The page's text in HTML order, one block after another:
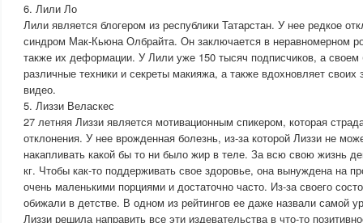
6. Лили Ло
Лили является блогером из республики Татарстан. У нее редкое
синдром Мак-Кьюна Олбрайта. Он заключается в неравномерном
также их деформации. У Лили уже 150 тысяч подписчиков, а своем
различные техники и секреты макияжа, а также вдохновляет своих
видео.
5. Лиззи Веласкес
27 летняя Лиззи является мотивационным спикером, которая
отклонения. У нее врожденная болезнь, из-за которой Лиззи не
накапливать какой бы то ни было жир в теле. За всю свою жизнь
кг. Чтобы как-то поддерживать свое здоровье, она вынуждена на
очень маленькими порциями и достаточно часто. Из-за своего
обижали в детстве. В одном из рейтингов ее даже назвали самой
Лиззи решила направить все эти издевательства в что-то